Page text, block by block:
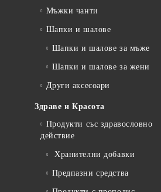
Мъжки чанти
Шапки и шалове
Шапки и шалове за мъже
Шапки и шалове за жени
Други аксесоари
Здраве и Красота
Продукти със здравословно
действие
Хранителни добавки
Предпазни средства